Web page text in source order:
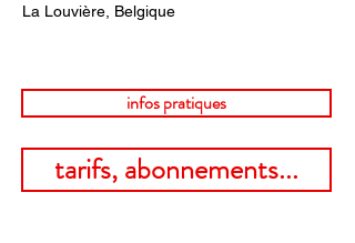
La Louvière, Belgique
infos pratiques
tarifs, abonnements...